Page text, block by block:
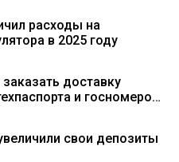
расходы на
в 2025 году
доставку
и госномеров
свои депозиты